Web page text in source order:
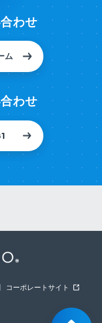
わせ
ム
わせ
コーポレートサイト